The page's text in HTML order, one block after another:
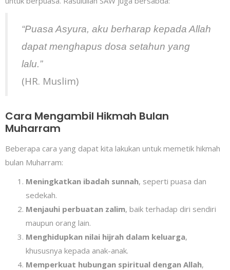
“Puasa Asyura, aku berharap kepada Allah
dapat menghapus dosa setahun yang
lalu.”
(HR. Muslim)
Cara Mengambil Hikmah Bulan
Muharram
Beberapa cara yang dapat kita lakukan untuk memetik hikmah
bulan Muharram:
Meningkatkan ibadah sunnah, seperti puasa dan
sedekah.
Menjauhi perbuatan zalim, baik terhadap diri sendiri
maupun orang lain.
Menghidupkan nilai hijrah dalam keluarga,
khususnya kepada anak-anak.
Memperkuat hubungan spiritual dengan Allah,